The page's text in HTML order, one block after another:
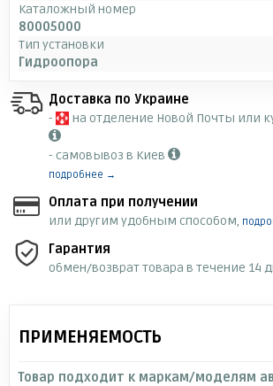
Каталожный номер
80005000
Тип установки
Гидроопора
Доставка по Украине
-
на отделение Новой Почты или
- самовывоз в Киев
подробнее →
Оплата при получении
или другим удобным способом,
Гарантия
обмен/возврат товара в течение 14
ПРИМЕНЯЕМОСТЬ
Товар подходит к маркам/моделям